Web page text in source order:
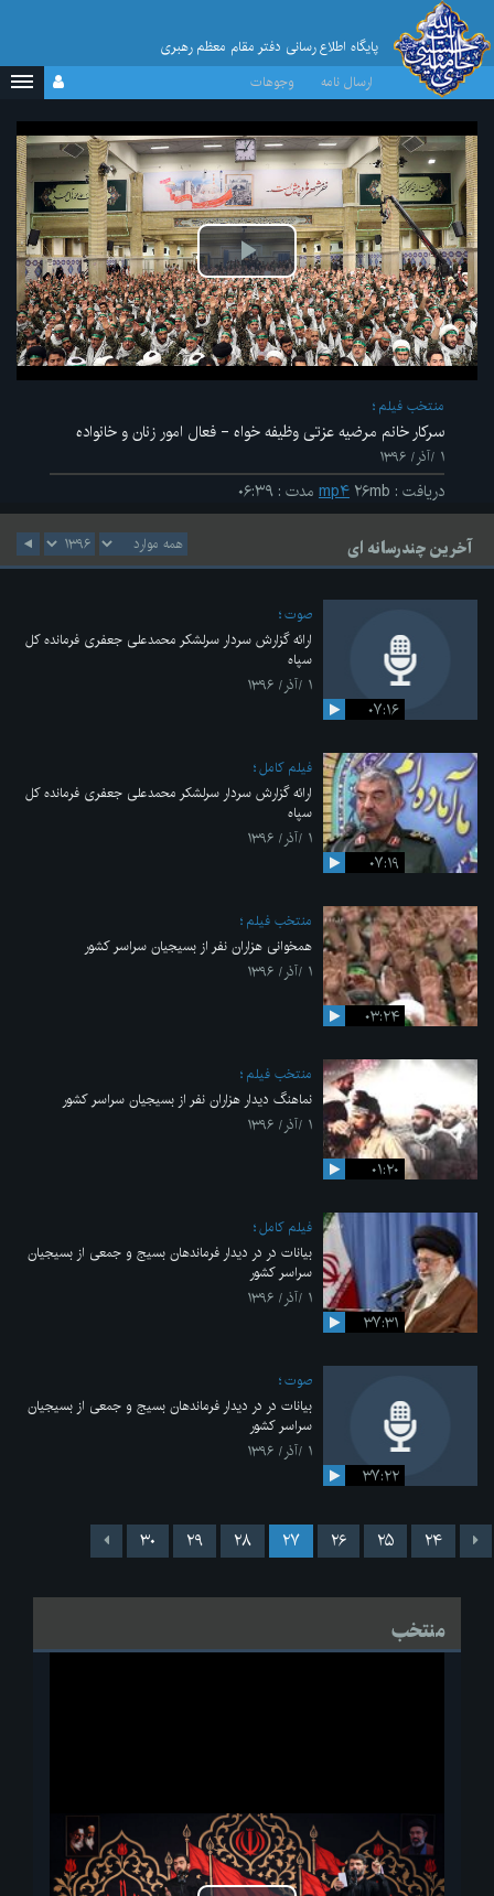
پایگاه اطلاع رسانی دفتر مقام معظم رهبری
ارسال نامه
وجوهات
پخش
ویدیو
منتخب فیلم
سرکار خانم مرضیه عزتی‌ وظیفه‌ خواه - فعال امور زنان و خانواده
۱ /آذر/ ۱۳۹۶
دریافت : mp۴ ۲۶mb مدت : ۰۶:۳۹
آخرین چندرسانه ای
۰۷:۱۶
صوت
ارائه گزارش سردار سرلشکر محمدعلی جعفری فرمانده کل
سپاه
۱ /آذر/ ۱۳۹۶
۰۷:۱۹
فیلم کامل
ارائه گزارش سردار سرلشکر محمدعلی جعفری فرمانده کل
سپاه
۱ /آذر/ ۱۳۹۶
۰۳:۲۴
منتخب فیلم
همخوانی هزاران نفر از بسیجیان سراسر کشور
۱ /آذر/ ۱۳۹۶
۰۱:۲۰
منتخب فیلم
نماهنگ دیدار هزاران نفر از بسیجیان سراسر کشور
۱ /آذر/ ۱۳۹۶
۳۷:۳۱
فیلم کامل
بیانات در در دیدار فرماندهان بسیج و جمعی از بسیجیان
سراسر کشور
۱ /آذر/ ۱۳۹۶
۳۷:۲۲
صوت
بیانات در در دیدار فرماندهان بسیج و جمعی از بسیجیان
سراسر کشور
۱ /آذر/ ۱۳۹۶
۲۴ ۲۵ ۲۶ ۲۷ ۲۸ ۲۹ ۳۰
منتخب